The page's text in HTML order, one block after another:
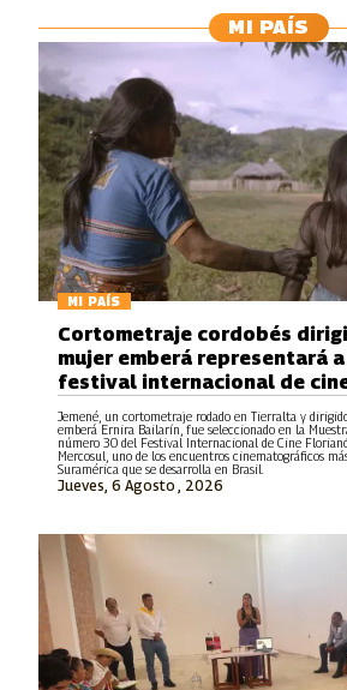
MI PAÍS
MI PAÍS
Jemené, un cortometraje rodado en Tierralta y
emberá Ernira Bailarín, fue seleccionado en la
número 30 del Festival Internacional de Cine
Mercosul, uno de los encuentros cinematográficos
Suramérica que se desarrolla en Brasil.
Jueves, 6 Agosto , 2026
Cortometraje cordobés
mujer emberá representará
festival internacional de